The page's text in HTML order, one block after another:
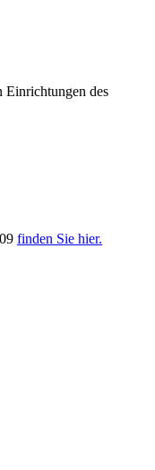
Einrichtungen des
finden Sie hier.